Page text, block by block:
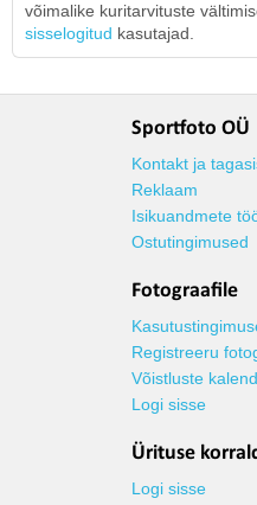
võimalike kuritarvituste
sisselogitud kasutajad.
Sportfoto OÜ
Kontakt ja
Reklaam
Isikuandmete
Ostutingimused
Fotograafile
Registreeru
Võistluste
Logi sisse
Ürituse
Logi sisse